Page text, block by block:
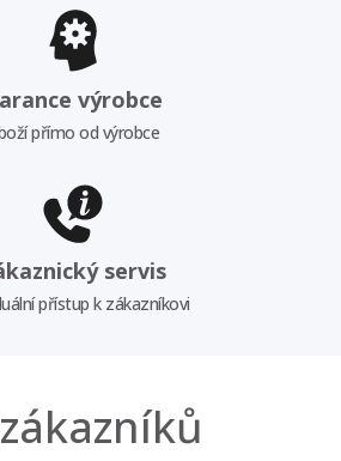
výrobce
přímo od výrobce
servis
přístup k zákazníkovi